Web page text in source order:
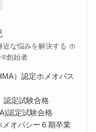
近な悩みを解決する ホ
®︎創始者
）認定ホメオパス
認定試験合格
認定試験合格
オパシー６期卒業